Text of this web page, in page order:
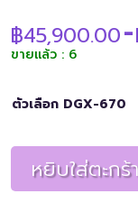
฿45,900.00–
ขายแล้ว : 6
ตัวเลือก DGX-670
หยิบใส่ตะกร้า